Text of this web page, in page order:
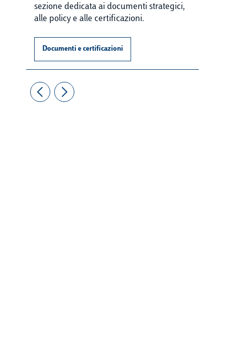
sezione dedicata ai documenti strategici,
alle policy e alle certificazioni.
Documenti e certificazioni